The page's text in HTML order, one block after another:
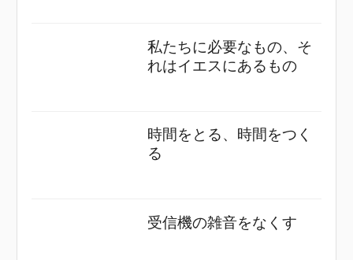
私たちに必要なもの、そ
れはイエスにあるもの
時間をとる、時間をつく
る
受信機の雑音をなくす